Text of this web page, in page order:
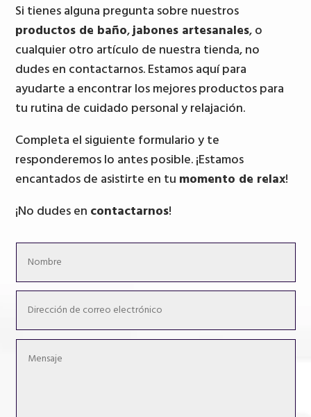
Si tienes alguna pregunta sobre nuestros
productos de baño,jabones artesanales, o
cualquier otro artículo de nuestra tienda, no
dudes en contactarnos. Estamos aquí para
ayudarte a encontrar los mejores productos para
tu rutina de cuidado personal y relajación.
Completa el siguiente formulario y te
responderemos lo antes posible. ¡Estamos
encantados de asistirte en tu momento de relax!
¡No dudes en contactarnos!